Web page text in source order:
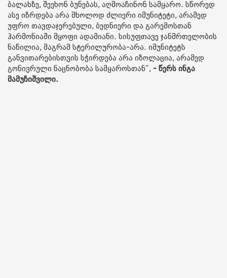
ბალახზე, შეეხონ ბუნებას, აღმოაჩინონ სამყარო. სწორედ
ასე იზრდება არა მხოლოდ ძლიერი იმუნიტეტი, არამედ
უფრო თავდაჯერებული, ბედნიერი და გარემოსთან
ჰარმონიაში მყოფი ადამიანი. სისუფთავე ჯანმრთელობის
ნაწილია, მაგრამ სტერილურობა-არა. იმუნიტეტს
განვითარებისთვის სჭირდება არა იზოლაცია, არამედ
გონივრული ნაცნობობა სამყაროსთან“, - წერს ინგა
მამუჩიშვილი.